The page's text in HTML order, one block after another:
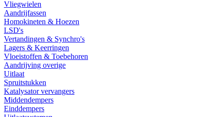
Vliegwielen
Aandrijfassen
Homokineten & Hoezen
LSD's
Vertandingen & Synchro's
Lagers & Keerringen
Vloeistoffen & Toebehoren
Aandrijving overige
Uitlaat
Spruitstukken
Katalysator vervangers
Middendempers
Einddempers